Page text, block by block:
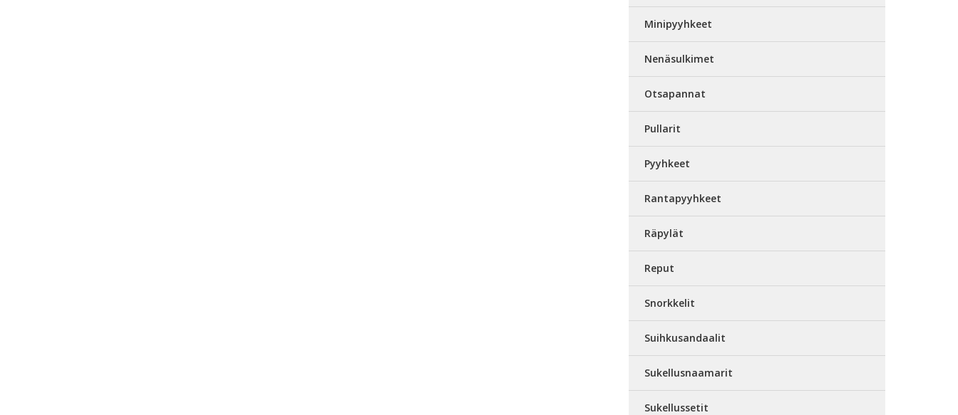
Minipyyhkeet
Nenäsulkimet
Otsapannat
Pullarit
Pyyhkeet
Rantapyyhkeet
Räpylät
Reput
Snorkkelit
Suihkusandaalit
Sukellusnaamarit
Sukellussetit